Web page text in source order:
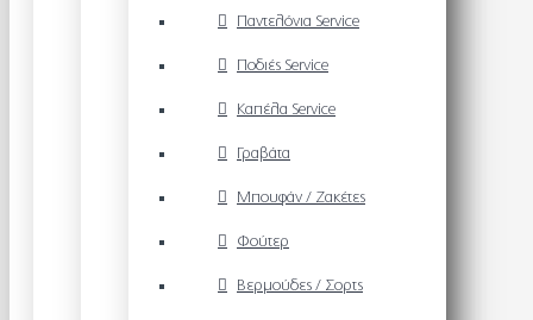
Παντελόνια Service
Ποδιές Service
Καπέλα Service
Γραβάτα
Μπουφάν / Ζακέτες
Φούτερ
Βερμούδες / Σορτς